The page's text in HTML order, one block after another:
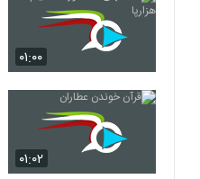
۰۱:۰۰
۰۱:۰۲